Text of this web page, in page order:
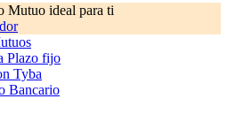
Mutuo ideal para ti
Plazo fijo
Tyba
Bancario